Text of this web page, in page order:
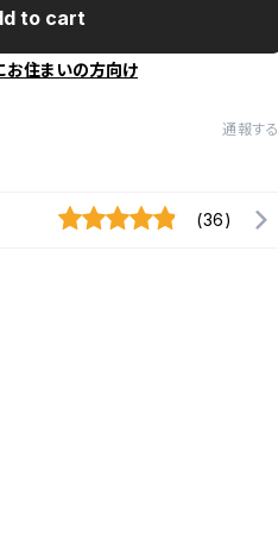
to cart
お住まいの方向け
通報する
(36)